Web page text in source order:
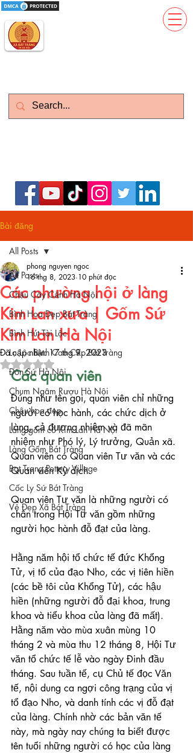
Bài đăng
All Posts
Chậu Cây Cảnh Hà Nội
Bình Hoa Đẹp Bát Tràng
Bình Hút Tài Lộc
Lọ Lộc Bình Cao Cấp Bát Tràng
Đôn Sứ Hà Nội
Chum Ngâm Rượu Hà Nội
Chậu hoa đẹp
Làng gốm cổ Kim Lan Hà Nội
Làng Gốm Bát Tràng
Bat Trang Pottery Village
Cốc Ly Sứ Bát Tràng
Vẻ Đẹp Xã Bát Tràng
All Posts
Các phường hội ở làng
Kim Lan xưa | Gốm Sứ
Kim Lan Hà Nội
phong nguyen ngoc
16 thg 8, 2023 10 phút đọc
Đã cập nhật:17 thg 9, 2023
Đã xếp hạng NaN/5 sao.
Các quan viên
Đúng như tên gọi, quan viên chỉ những
người có học hành, các chức dịch ở
làng, cả đương nhiệm và đã mãn
nhiệm như Phó lý, Lý trưởng, Quản xã.
Quan viên có Quan viên Tư văn và các
Quan viên Kỳ dịch.
Quan viên Tư văn là những người có
chân trong Hội Tư văn gồm những
người học hành đỗ đạt của làng.
Hằng năm hội tổ chức tế đức Khổng
Tử, vị tổ của đạo Nho, các vị tiên hiền
(các bề tôi của Khổng Tử), các hậu
hiền (những người đỗ đại khoa, trung
khoa và tiểu khoa của làng đã mất).
Hằng năm vào mùa xuân mùng 10
tháng 2 và mùa thu 12 tháng 8, Hội Tư
văn tổ chức tế lễ vào ngày Đinh đầu
tháng. Sau tuần tế, cụ Chủ tế đọc Văn
tế, nội dung ca ngợi công trạng của vị
tổ đạo Nho, và danh tính các vị đỗ đạt
của làng. Chính nhờ các bản văn tế
này, mà ngày nay chúng ta biết được
tên tuổi những người có học của làng